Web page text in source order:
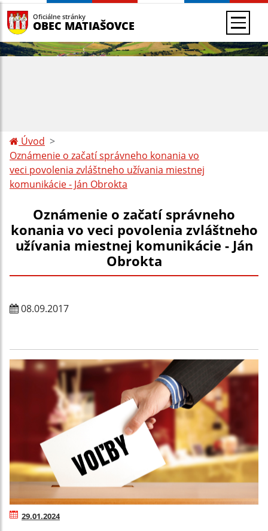
Oficiálne stránky
OBEC MATIAŠOVCE
Úvod
Oznámenie o začatí správneho konania vo
veci povolenia zvláštneho užívania miestnej
komunikácie - Ján Obrokta
Oznámenie o začatí správneho
konania vo veci povolenia zvláštneho
užívania miestnej komunikácie - Ján
Obrokta
08.09.2017
29.01.2024